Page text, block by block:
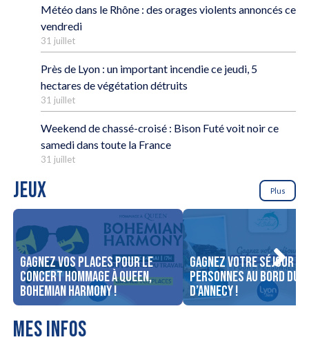
Météo dans le Rhône : des orages violents annoncés ce
vendredi
31 juillet
Près de Lyon : un important incendie ce jeudi, 5
hectares de végétation détruits
31 juillet
Weekend de chassé-croisé : Bison Futé voit noir ce
samedi dans toute la France
31 juillet
JEUX Plus
Gagnez vos places pour le
concert Hommage à Queen,
Bohemian Harmony !
Gagnez votre séjour
personnes au bord du
d’Annecy !
MES INFOS